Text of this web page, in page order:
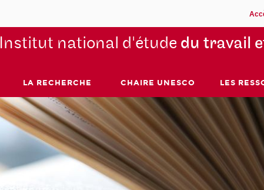
Institut national d'étude du travail
LA RECHERCHE CHAIRE UNESCO LES